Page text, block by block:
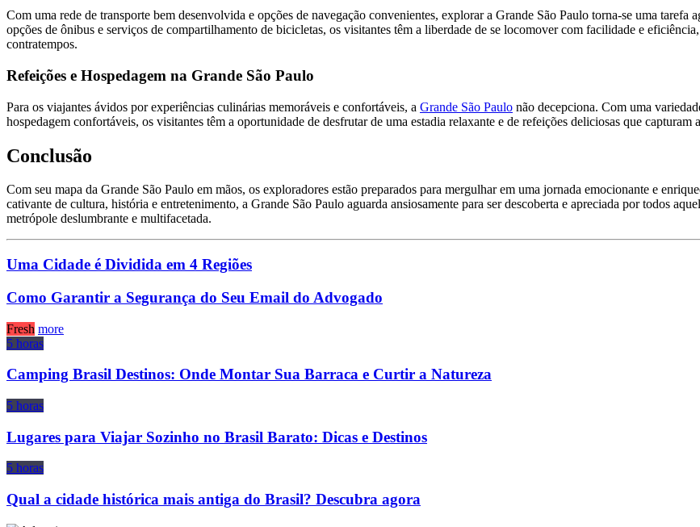
Com uma rede de transporte bem desenvolvida e opções de navegação convenientes, explorar a Grande São Paulo torna-se uma tarefa
opções de ônibus e serviços de compartilhamento de bicicletas, os visitantes têm a liberdade de se locomover com facilidade e
contratempos.
Refeições e Hospedagem na Grande São Paulo
Para os viajantes ávidos por experiências culinárias memoráveis ​​e confortáveis, a Grande São Paulo não decepciona. Com uma
hospedagem confortáveis, os visitantes têm a oportunidade de desfrutar de uma estadia relaxante e de refeições deliciosas que
Conclusão
Com seu mapa da Grande São Paulo em mãos, os exploradores estão preparados para mergulhar em uma jornada emocionante e
cativante de cultura, história e entretenimento, a Grande São Paulo aguarda ansiosamente para ser descoberta e apreciada por todos
metrópole deslumbrante e multifacetada.
Uma Cidade é Dividida em 4 Regiões
Como Garantir a Segurança do Seu Email do Advogado
Fresh more
5 horas
Camping Brasil Destinos: Onde Montar Sua Barraca e Curtir a Natureza
5 horas
Lugares para Viajar Sozinho no Brasil Barato: Dicas e Destinos
5 horas
Qual a cidade histórica mais antiga do Brasil? Descubra agora